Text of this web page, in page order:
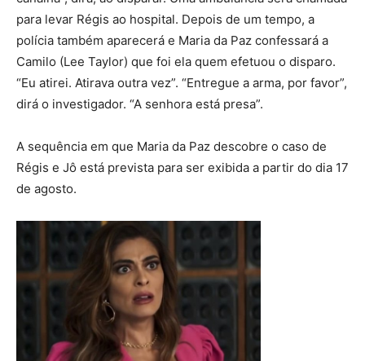
para levar Régis ao hospital. Depois de um tempo, a
polícia também aparecerá e Maria da Paz confessará a
Camilo (Lee Taylor) que foi ela quem efetuou o disparo.
“Eu atirei. Atirava outra vez”. “Entregue a arma, por favor”,
dirá o investigador. “A senhora está presa”.
A sequência em que Maria da Paz descobre o caso de
Régis e Jô está prevista para ser exibida a partir do dia 17
de agosto.